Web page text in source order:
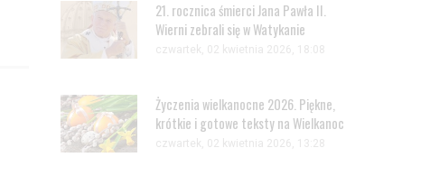
21. rocznica śmierci Jana Pawła II.
Wierni zebrali się w Watykanie
czwartek, 02 kwietnia 2026, 18:08
Życzenia wielkanocne 2026. Piękne,
krótkie i gotowe teksty na Wielkanoc
czwartek, 02 kwietnia 2026, 13:28